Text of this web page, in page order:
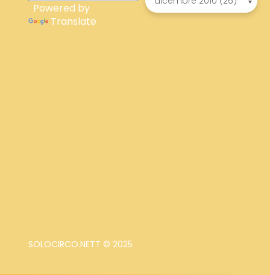
Powered by
Translate
SOLOCIRCO.NETT © 2025